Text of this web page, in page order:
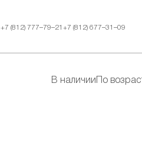
+7 (812) 777–79–21+7 (812) 677–31–09
В наличии По